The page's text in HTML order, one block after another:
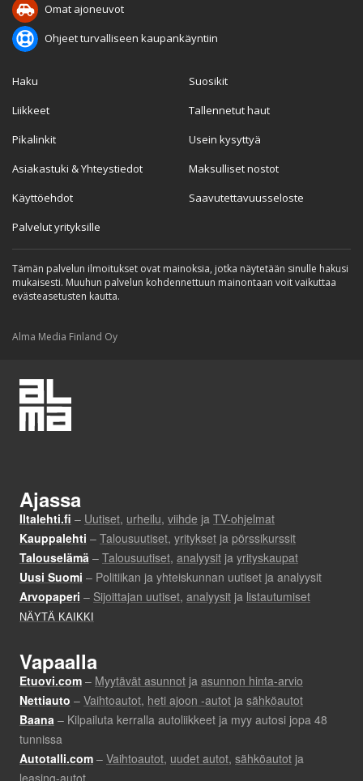
Omat ajoneuvot
Ohjeet turvalliseen kaupankäyntiin
Haku
Liikkeet
Pikalinkit
Asiakastuki & Yhteystiedot
Käyttöehdot
Palvelut yrityksille
Suosikit
Tallennetut haut
Usein kysyttyä
Maksulliset nostot
Saavutettavuusseloste
Tämän palvelun ilmoitukset ovat mainoksia, jotka näytetään sinulle hakusi
mukaisesti. Muuhun palvelun kohdennettuun mainontaan voit vaikuttaa
evästeasetusten kautta.
Alma Media Finland Oy